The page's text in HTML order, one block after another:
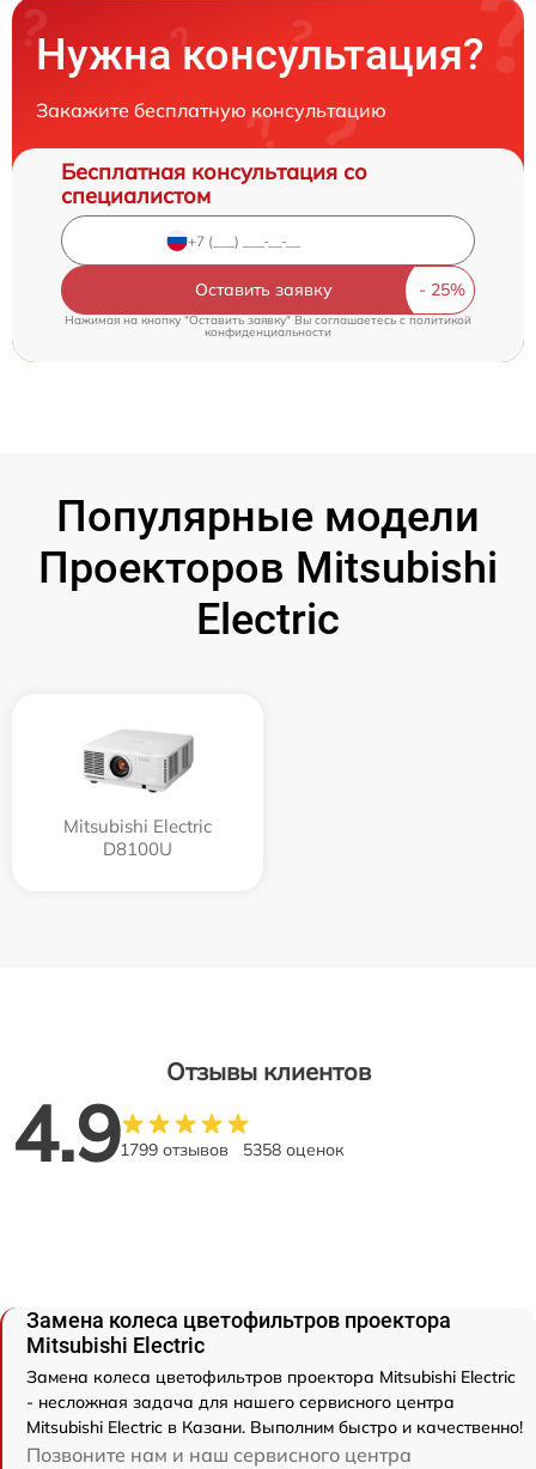
Нужна консультация?
Закажите бесплатную консультацию
Бесплатная консультация со
специалистом
Оставить заявку
Нажимая на кнопку "Оставить заявку" Вы соглашаетесь c политикой
конфиденциальности
Популярные модели
Проекторов Mitsubishi
Electric
Mitsubishi Electric
D8100U
Отзывы клиентов
4.91799 отзывов 5358 оценок
Замена колеса цветофильтров проектора
Mitsubishi Electric
Замена колеса цветофильтров проектора Mitsubishi Electric
- несложная задача для нашего сервисного центра
Mitsubishi Electric в Казани. Выполним быстро и качественно!
Позвоните нам и наш сервисного центра